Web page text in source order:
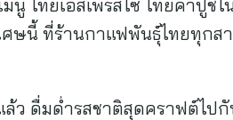
ไทยเอสเพรสโซ ไทยคาปูชิ
ษนี้ ที่ร้านกาแฟพันธุ์ไทยทุกสา
ว ดื่มด่ำรสชาติสุดคราฟต์ไ